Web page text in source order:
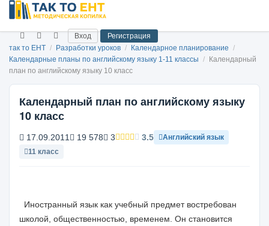
Вход
Регистрация
так то ЕНТ / Разработки уроков / Календарное планирование /
Календарные планы по английскому языку 1-11 классы /
Календарный
план по английскому языку 10 класс
Календарный план по английскому языку
10 класс
17.09.2011 19 578 3 3.5
Английский язык
11 класс
Иностранный язык как учебный предмет востребован
школой, общественностью, временем. Он становится